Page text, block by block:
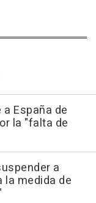
España de
la "falta de
a
la medida de